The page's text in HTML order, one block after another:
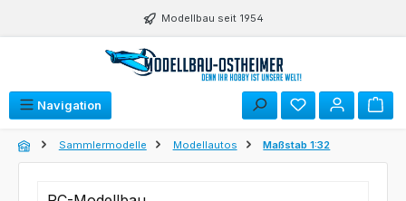
Zum Hauptinhalt springen Modellbau seit 1954
Navigation Du hast 0
Sammlermodelle Modellautos Maßstab 1:32